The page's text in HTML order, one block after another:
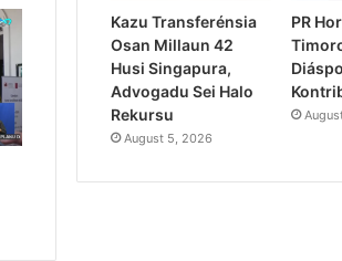
Kazu Transferénsia
Osan Millaun 42
Husi Singapura,
Advogadu Sei Halo
Rekursu
August 5, 2026
PR